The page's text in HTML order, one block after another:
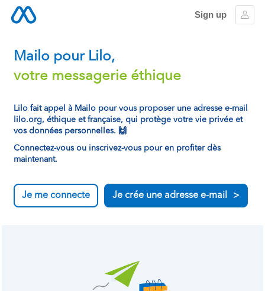
Sign up
Mailo pour Lilo,
votre messagerie éthique
Lilo fait appel à Mailo pour vous proposer une adresse e-mail
lilo.org, éthique et française, qui protège votre vie privée et
vos données personnelles. 🙌
Connectez-vous ou inscrivez-vous pour en profiter dès
maintenant.
Je me connecte Je crée une adresse e-mail >